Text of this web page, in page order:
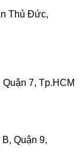
Thủ Đức,
7, Tp.HCM
Quận 9,